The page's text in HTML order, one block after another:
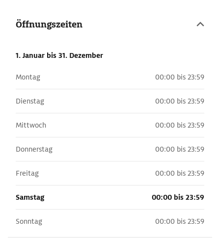
Rennpublikums befriedigte, sind sichtbar. Vom Aussichtspunkt
Größe des Circus voll und ganz würdigen. Bei Ausgrabungen am
entdeckt. Der bekannte gut erhaltene erste Titusbogen steht
Öffnungszeiten
1. Januar bis 31. Dezember
Montag 00:00 bis 23:59
Dienstag 00:00 bis 23:59
Mittwoch 00:00 bis 23:59
Donnerstag 00:00 bis 23:59
Freitag 00:00 bis 23:59
Samstag 00:00 bis 23:59
Sonntag 00:00 bis 23:59